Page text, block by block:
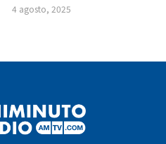
4 agosto, 2025